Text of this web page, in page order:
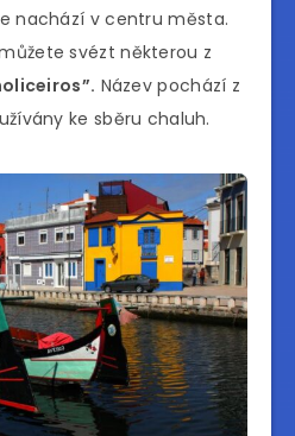
nachází v centru města.
svézt některou z
Název pochází z
ke sběru chaluh.